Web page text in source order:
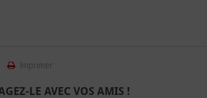
Imprimer
LE AVEC VOS AMIS !